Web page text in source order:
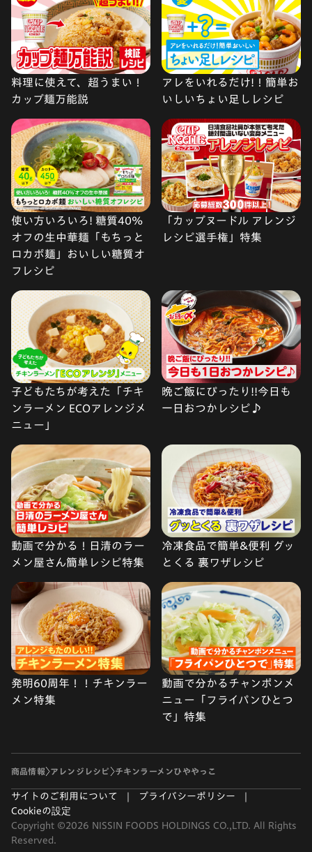
料理に使えて、超うまい！
カップ麺万能説
アレをいれるだけ!！簡単お
いしいちょい足しレシピ
使い方いろいろ! 糖質40%
オフの生中華麺「もちっと
ロカボ麺」おいしい糖質オ
フレシピ
「カップヌードル アレンジ
レシピ選手権」特集
子どもたちが考えた「チキ
ンラーメン ECOアレンジメ
ニュー」
晩ご飯にぴったり!!今日も
一日おつかレシピ♪
動画で分かる！日清のラー
メン屋さん簡単レシピ特集
冷凍食品で簡単&便利 グッ
とくる 裏ワザレシピ
発明60周年！！チキンラー
メン特集
動画で分かるチャンポンメ
ニュー「フライパンひとつ
で」特集
商品情報 アレンジレシピ チキンラーメンひややっこ
サイトのご利用について
プライバシーポリシー
Cookieの設定
Copyright ©2026 NISSIN FOODS HOLDINGS CO.,LTD. All Rights
Reserved.